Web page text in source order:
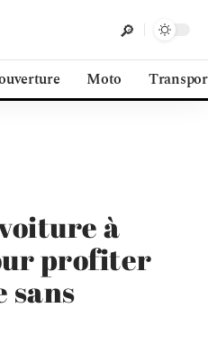
Moto
à
profiter
sans